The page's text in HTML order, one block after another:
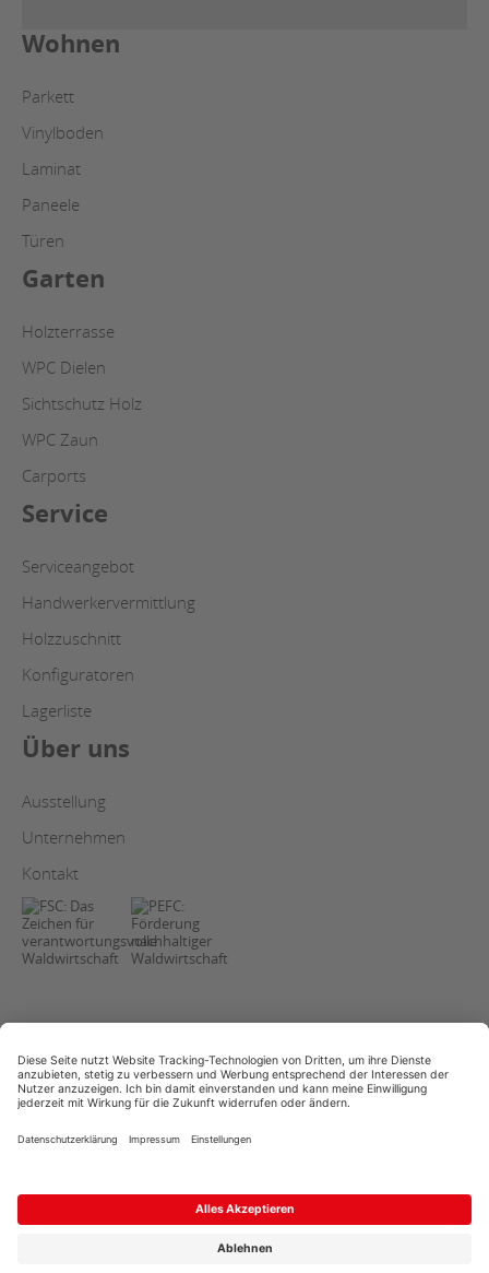
Wohnen
Parkett
Vinylboden
Laminat
Paneele
Türen
Garten
Holzterrasse
WPC Dielen
Sichtschutz Holz
WPC Zaun
Carports
Service
Serviceangebot
Handwerkervermittlung
Holzzuschnitt
Konfiguratoren
Lagerliste
Über uns
Ausstellung
Unternehmen
Kontakt
AGB
Datenschutz
Impressum
Streitschlichtung